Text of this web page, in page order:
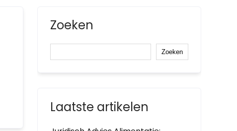
Zoeken
Zoeken
Laatste artikelen